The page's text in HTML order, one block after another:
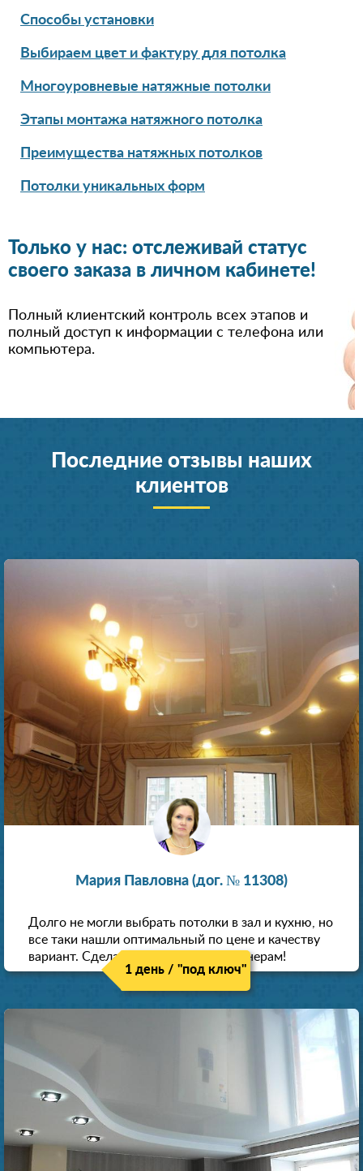
Способы установки
Выбираем цвет и фактуру для потолка
Многоуровневые натяжные потолки
Этапы монтажа натяжного потолка
Преимущества натяжных потолков
Потолки уникальных форм
Только у нас: отслеживай статус
своего заказа в личном кабинете!
Полный клиентский контроль всех этапов и
полный доступ к информации с телефона или
компьютера.
Последние отзывы наших
клиентов
Мария Павловна (дог. № 11308)
Долго не могли выбрать потолки в зал и кухню, но
все таки нашли оптимальный по цене и качеству
вариант. Сделали скидку как пенсионерам!
1 день / "под ключ"